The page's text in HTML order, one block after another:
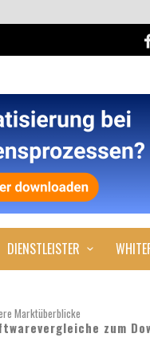
DIENSTLEISTER
Marktüberblicke
zum